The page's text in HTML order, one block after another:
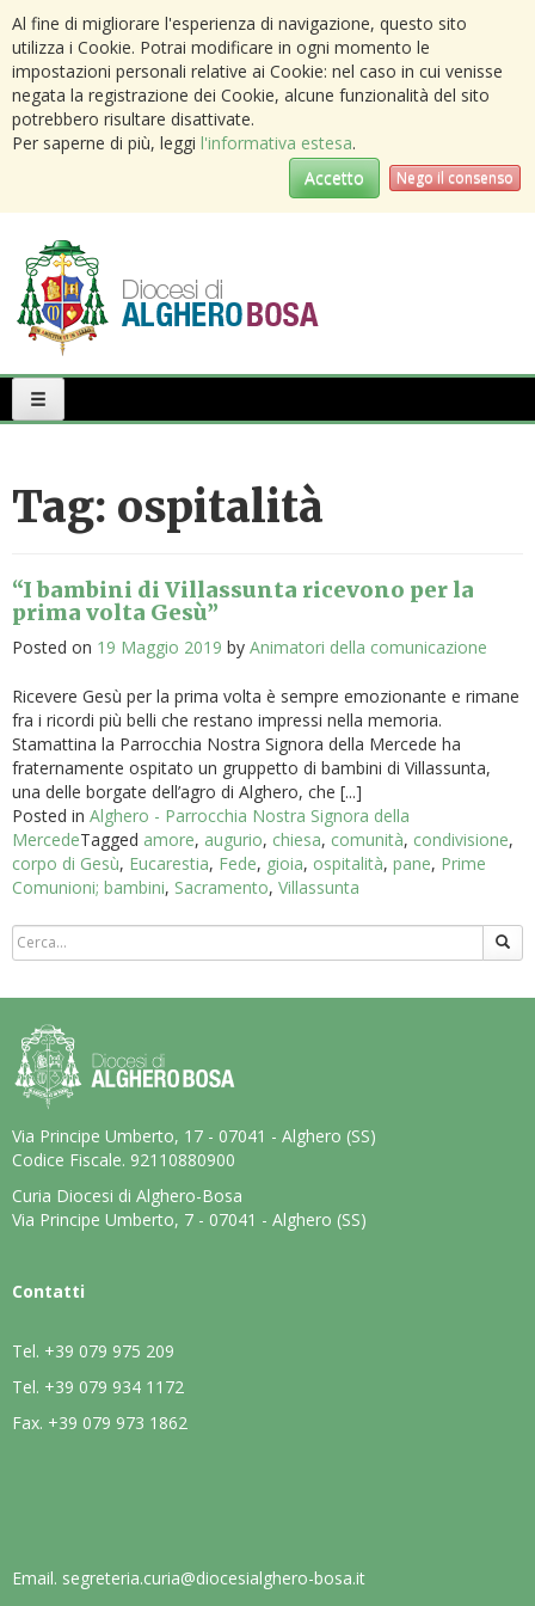
Al fine di migliorare l'esperienza di navigazione, questo sito
utilizza i Cookie. Potrai modificare in ogni momento le
impostazioni personali relative ai Cookie: nel caso in cui venisse
negata la registrazione dei Cookie, alcune funzionalità del sito
potrebbero risultare disattivate.
Per saperne di più, leggi l'informativa estesa.
Accetto
Nego il consenso
Menu
Tag: ospitalità
“I bambini di Villassunta ricevono per la
prima volta Gesù”
Posted on 19 Maggio 2019 by Animatori della comunicazione
Ricevere Gesù per la prima volta è sempre emozionante e rimane
fra i ricordi più belli che restano impressi nella memoria.
Stamattina la Parrocchia Nostra Signora della Mercede ha
fraternamente​ ospitato un gruppetto di bambini di Villassunta,
una delle borgate dell’agro di Alghero, che [...]
Posted in Alghero - Parrocchia Nostra Signora della
MercedeTagged amore, augurio, chiesa, comunità, condivisione,
corpo di Gesù, Eucarestia, Fede, gioia, ospitalità, pane, Prime
Comunioni; bambini, Sacramento, Villassunta
Via Principe Umberto, 17 - 07041 - Alghero (SS)
Codice Fiscale. 92110880900
Curia Diocesi di Alghero-Bosa
Via Principe Umberto, 7 - 07041 - Alghero (SS)
Contatti
Tel. +39 079 975 209
Tel. +39 079 934 1172
Fax. +39 079 973 1862
Email. segreteria.curia@diocesialghero-bosa.it